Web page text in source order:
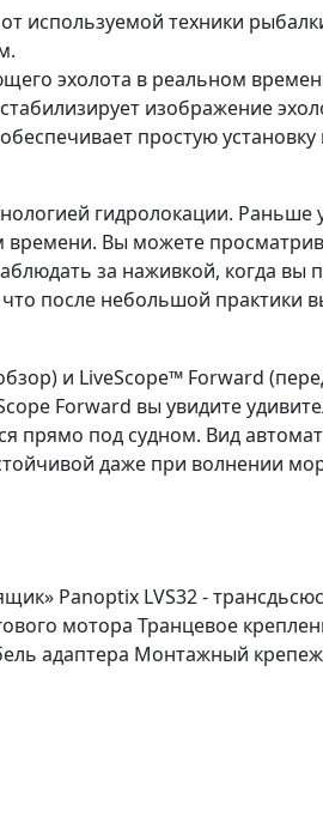
используемой техники
эхолота в реальном
изображение
простую
гидролокации.
времени. Вы можете
за наживкой, когда вы
после небольшой
и LiveScope™ Forward
Forward вы увидите
прямо под судном. Вид
даже при волнении
Panoptix LVS32 -
мотора Транцевое
адаптера Монтажный